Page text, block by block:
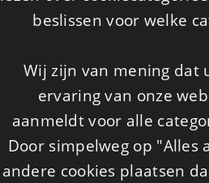
beslissen voor welke
Wij zijn van mening dat
ervaring van onze
aanmeldt voor alle
Door simpelweg op
andere cookies plaatsen